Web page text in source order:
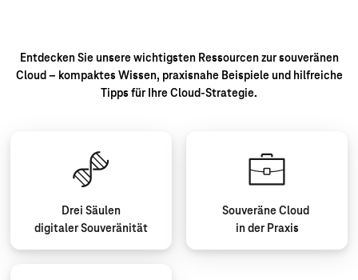
Entdecken Sie unsere wichtigsten Ressourcen zur souveränen
Cloud – kompaktes Wissen, praxisnahe Beispiele und hilfreiche
Tipps für Ihre Cloud-Strategie.
Drei Säulen
digitaler Souveränität
Souveräne Cloud
in der Praxis